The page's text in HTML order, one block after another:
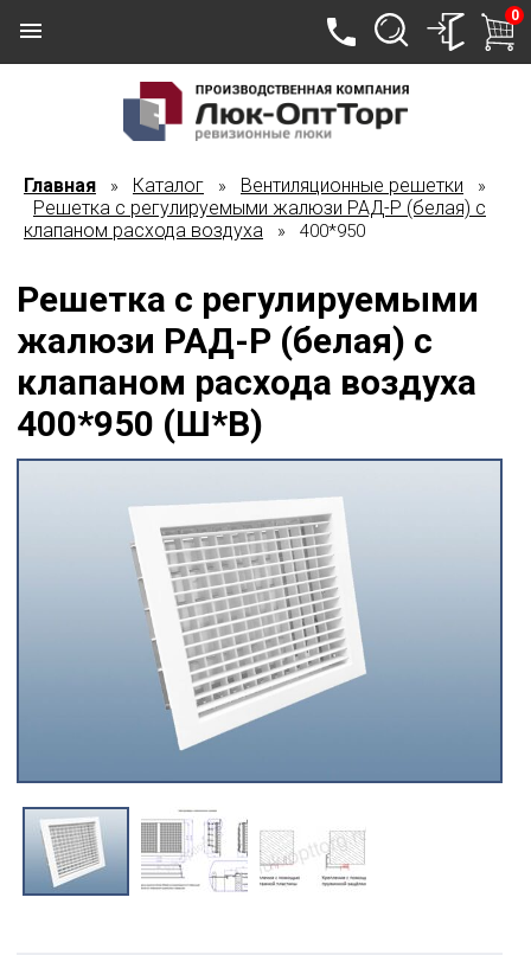
0
Главная » Каталог » Вентиляционные решетки »
Решетка с регулируемыми жалюзи РАД-Р (белая) с
клапаном расхода воздуха » 400*950
Решетка с регулируемыми
жалюзи РАД-Р (белая) с
клапаном расхода воздуха
400*950 (Ш*В)